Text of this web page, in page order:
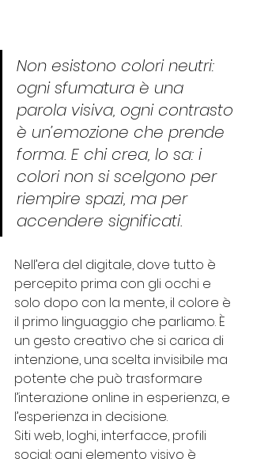
Non esistono colori neutri:
ogni sfumatura è una
parola visiva, ogni contrasto
è un’emozione che prende
forma. E chi crea, lo sa: i
colori non si scelgono per
riempire spazi, ma per
accendere significati.
Nell’era del digitale, dove tutto è
percepito prima con gli occhi e
solo dopo con la mente, il colore è
il primo linguaggio che parliamo. È
un gesto creativo che si carica di
intenzione, una scelta invisibile ma
potente che può trasformare
l’interazione online in esperienza, e
l’esperienza in decisione.
Siti web, loghi, interfacce, profili
social: ogni elemento visivo è